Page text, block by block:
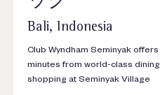
Bali, Indonesia
Club Wyndham Seminyak
minutes from world-class
shopping at Seminyak Village